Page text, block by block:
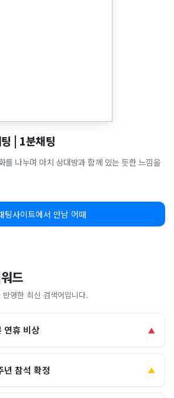
| 1분채팅
를 나누며 마치 상대방과 함께 있는 듯한 느낌을
팅사이트에서 만남 어때
드
영한 최신 검색어입니다.
연휴 비상 ▲
년 참석 확정 ▲